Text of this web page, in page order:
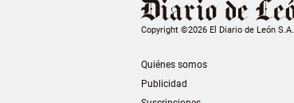
Copyright ©2026 El Diario de León S.A.
Quiénes somos
Publicidad